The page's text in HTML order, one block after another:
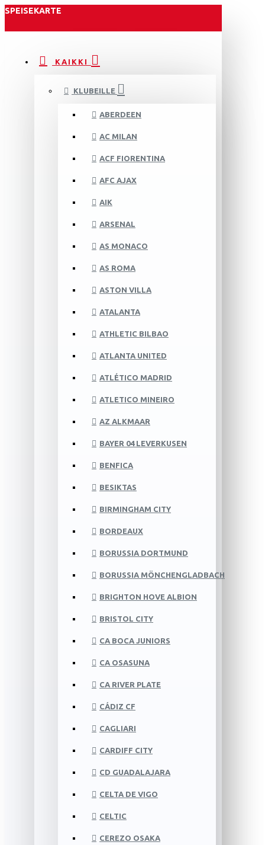
SPEISEKARTE
KAIKKI
KLUBEILLE
ABERDEEN
AC MILAN
ACF FIORENTINA
AFC AJAX
AIK
ARSENAL
AS MONACO
AS ROMA
ASTON VILLA
ATALANTA
ATHLETIC BILBAO
ATLANTA UNITED
ATLÉTICO MADRID
ATLETICO MINEIRO
AZ ALKMAAR
BAYER 04 LEVERKUSEN
BENFICA
BESIKTAS
BIRMINGHAM CITY
BORDEAUX
BORUSSIA DORTMUND
BORUSSIA MÖNCHENGLADBACH
BRIGHTON HOVE ALBION
BRISTOL CITY
CA BOCA JUNIORS
CA OSASUNA
CA RIVER PLATE
CÁDIZ CF
CAGLIARI
CARDIFF CITY
CD GUADALAJARA
CELTA DE VIGO
CELTIC
CEREZO OSAKA